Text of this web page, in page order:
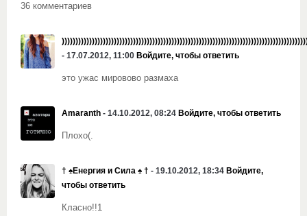
36 комментариев
- 17.07.2012, 11:00 Войдите, чтобы ответить
это ужас мировово размаха
Amaranth - 14.10.2012, 08:24 Войдите, чтобы ответить
Плохо(.
† ♠Енергия и Сила ♠ † - 19.10.2012, 18:34 Войдите,
чтобы ответить
Класно!!1